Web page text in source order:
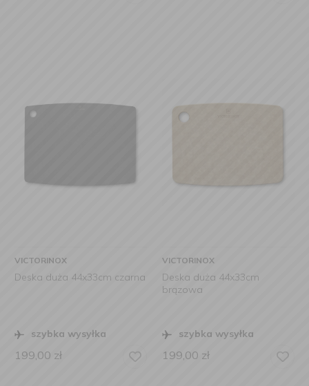
VICTORINOX
Deska duża 44x33cm czarna
szybka wysyłka
199,00 zł
VICTORINOX
Deska duża 44x33cm
brązowa
szybka wysyłka
199,00 zł